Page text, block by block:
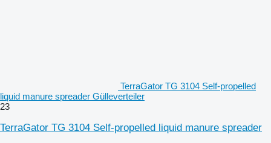
TerraGator TG 3104 Self-propelled
liquid manure spreader Gülleverteiler
23
TerraGator TG 3104 Self-propelled liquid manure spreader